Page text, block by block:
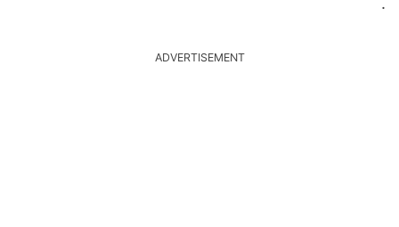
.
ADVERTISEMENT